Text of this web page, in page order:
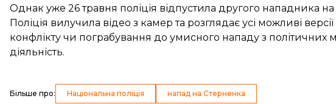
Однак уже 26 травня поліція відпустила другого нападника на
Поліція вилучила відео з камер та розглядає усі можливі
конфлікту чи пограбування до умисного нападу з політичних
діяльність.
Більше про: Національна поліція напад на Стерненка